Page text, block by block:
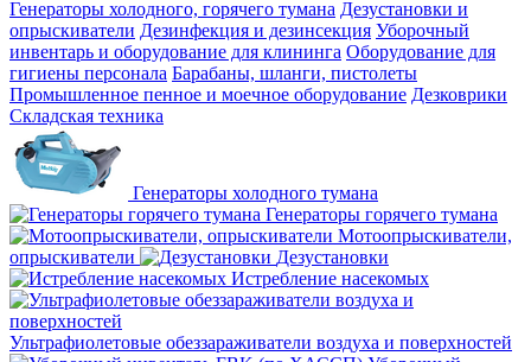
Генераторы холодного, горячего тумана Дезустановки и
опрыскиватели Дезинфекция и дезинсекция Уборочный
инвентарь и оборудование для клининга Оборудование для
гигиены персонала Барабаны, шланги, пистолеты
Промышленное пенное и моечное оборудование Дезковрики
Складская техника
Генераторы холодного тумана
Генераторы горячего тумана
Мотоопрыскиватели,
опрыскиватели
Дезустановки
Истребление насекомых
Ультрафиолетовые обеззараживатели воздуха и поверхностей